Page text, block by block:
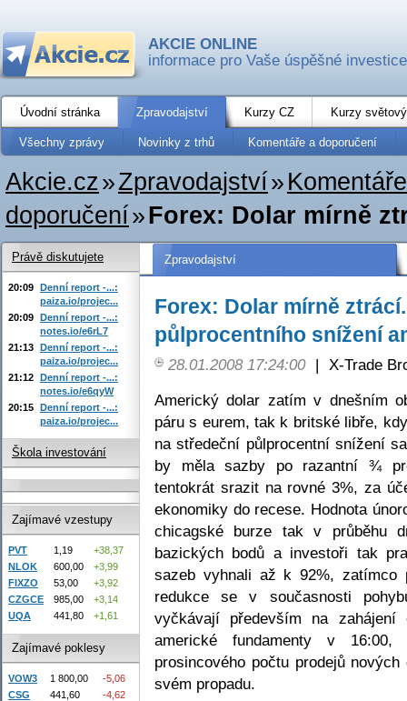
AKCIE ONLINE
informace pro Vaše úspěšné investice
Úvodní stránka Zpravodajství Kurzy CZ Kurzy
Všechny zprávy Novinky z trhů Komentáře a doporučení
Akcie.cz»Zpravodajství»
doporučení»Forex: Dolar mírně
Zpravodajství
Forex: Dolar mírně
půlprocentního snížení
28.01.2008 17:24:00 | X-Trade
Americký dolar zatím v dnešním
páru s eurem, tak k britské libře,
na středeční půlprocentní snížení
by měla sazby po razantní ¾
tentokrát srazit na rovné 3%, za
ekonomiky do recese. Hodnota
chicagské burze tak v průběhu
bazických bodů a investoři tak
sazeb vyhnali až k 92%, zatímco
redukce se v současnosti
vyčkávají především na
americké fundamenty v 16:00,
prosincového počtu prodejů
svém propadu.
Právě diskutujete
20:09 Denní report -...:
paiza.io/projec...
20:09 Denní report -...:
notes.io/e6rL7
21:13 Denní report -...:
paiza.io/projec...
21:12 Denní report -...:
notes.io/e6qyW
20:15 Denní report -...:
paiza.io/projec...
Škola investování
Zajímavé vzestupy
PVT 1,19
+38,37
NLOK
600,00
+3,99
FIXZO
53,00
+3,92
CZGCE
985,00
+3,14
UQA
441,80 +1,61
Zajímavé poklesy
VOW3 1 800,00
-5,06
CSG
441,60
-4,62